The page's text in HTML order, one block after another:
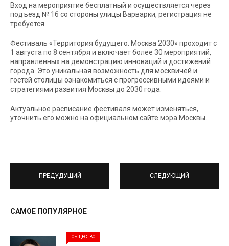
Вход на мероприятие бесплатный и осуществляется через
подъезд № 16 со стороны улицы Варварки, регистрация не
требуется.
Фестиваль «Территория будущего. Москва 2030» проходит с
1 августа по 8 сентября и включает более 30 мероприятий,
направленных на демонстрацию инноваций и достижений
города. Это уникальная возможность для москвичей и
гостей столицы ознакомиться с прогрессивными идеями и
стратегиями развития Москвы до 2030 года.
Актуальное расписание фестиваля может изменяться,
уточнить его можно на официальном сайте мэра Москвы.
ПРЕДУДУЩИЙ СЛЕДУЮЩИЙ
САМОЕ ПОПУЛЯРНОЕ
ОБЩЕСТВО